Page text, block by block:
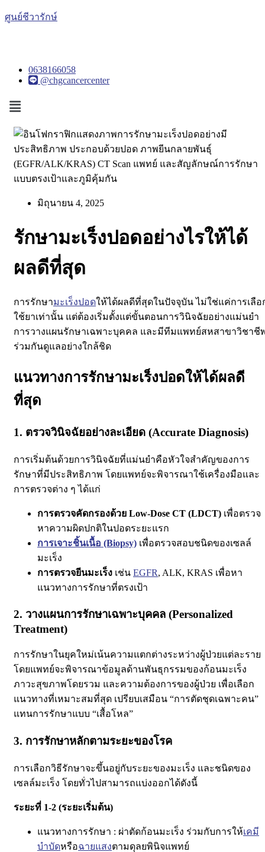
ศูนย์ชีวารักษ์
0638166058
@chgcancercenter
Menu
มิถุนายน 4, 2025
รักษามะเร็งปอดอย่างไรให้ได้
ผลดีที่สุด
การรักษามะเร็งปอดให้ได้ผลดีที่สุดในปัจจุบัน ไม่ใช่แค่การเลือ
ใช้ยาเท่านั้น แต่ต้องเริ่มตั้งแต่ขั้นตอนการวินิจฉัยอย่างแม่นยำ
การวางแผนรักษาเฉพาะบุคคล และมีทีมแพทย์สหสาขาวิชาชี
ร่วมกันดูแลอย่างใกล้ชิด
แนวทางการรักษามะเร็งปอดให้ได้ผลดี
ที่สุด
1. ตรวจวินิจฉัยอย่างละเอียด (Accurate Diagnosis)
การเริ่มต้นด้วยการวินิจฉัยที่แม่นยำคือหัวใจสำคัญของการ
รักษาที่มีประสิทธิภาพ โดยแพทย์จะพิจารณาใช้เครื่องมือและ
การตรวจต่าง ๆ ได้แก่
การตรวจคัดกรองด้วย Low-Dose CT (LDCT) เพื่อตรวจ
หาความผิดปกติในปอดระยะแรก
การเจาะชิ้นเนื้อ (Biopsy) เพื่อตรวจสอบชนิดของเซลล์
มะเร็ง
การตรวจยีนมะเร็ง เช่น EGFR, ALK, KRAS เพื่อหา
แนวทางการรักษาที่ตรงเป้า
2. วางแผนการรักษาเฉพาะบุคคล (Personalized
Treatment)
การรักษาในยุคใหม่เน้นความแตกต่างระหว่างผู้ป่วยแต่ละราย
โดยแพทย์จะพิจารณาข้อมูลด้านพันธุกรรมของก้อนมะเร็ง
ภาวะสุขภาพโดยรวม และความต้องการของผู้ป่วย เพื่อเลือก
แนวทางที่เหมาะสมที่สุด เปรียบเสมือน “การตัดชุดเฉพาะคน”
แทนการรักษาแบบ “เสื้อโหล”
3. การรักษาหลักตามระยะของโรค
การเลือกวิธีรักษาจะขึ้นอยู่กับระยะของมะเร็ง และชนิดของ
เซลล์มะเร็ง โดยทั่วไปสามารถแบ่งออกได้ดังนี้
ระยะที่ 1-2 (ระยะเริ่มต้น)
แนวทางการรักษา : ผ่าตัดก้อนมะเร็ง ร่วมกับการให้เคมี
บำบัดหรือฉายแสงตามดุลยพินิจแพทย์